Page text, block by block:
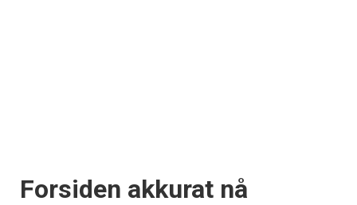
Forsiden akkurat nå